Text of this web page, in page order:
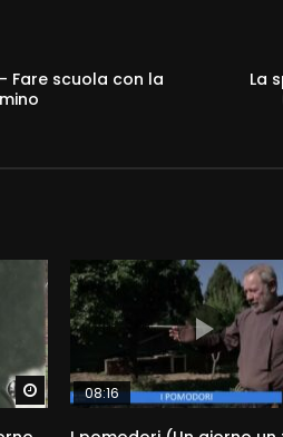
Fare scuola con la
La
Watch Later
08:16